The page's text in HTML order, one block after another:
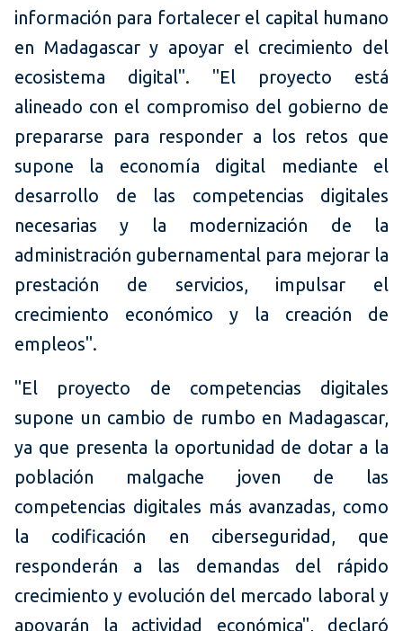
información para fortalecer el capital humano
en Madagascar y apoyar el crecimiento del
ecosistema digital". "El proyecto está
alineado con el compromiso del gobierno de
prepararse para responder a los retos que
supone la economía digital mediante el
desarrollo de las competencias digitales
necesarias y la modernización de la
administración gubernamental para mejorar la
prestación de servicios, impulsar el
crecimiento económico y la creación de
empleos".
"El proyecto de competencias digitales
supone un cambio de rumbo en Madagascar,
ya que presenta la oportunidad de dotar a la
población malgache joven de las
competencias digitales más avanzadas, como
la codificación en ciberseguridad, que
responderán a las demandas del rápido
crecimiento y evolución del mercado laboral y
apoyarán la actividad económica", declaró